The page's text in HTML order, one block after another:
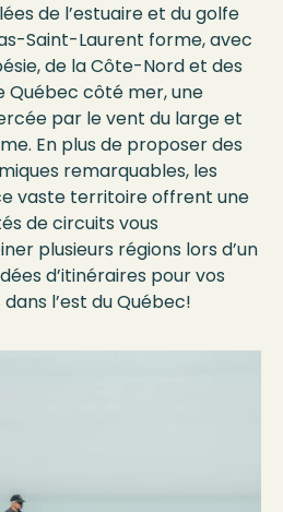
de l’estuaire et du golfe
Saint-Laurent forme, avec
de la Côte-Nord et des
Québec côté mer, une
par le vent du large et
En plus de proposer des
remarquables, les
vaste territoire offrent une
de circuits vous
plusieurs régions lors d’un
d’itinéraires pour vos
l’est du Québec!